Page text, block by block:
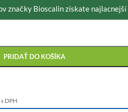
značky Bioscalin získate najlacnejší
PRIDAŤ DO KOŠÍKA
s DPH